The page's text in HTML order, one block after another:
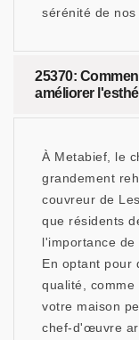
sérénité de nos
25370:
améliorer
À Metabief, le
grandement
couvreur de
que résidents
l'importance
En optant pour
qualité,
votre maison
chef-d'œuvre